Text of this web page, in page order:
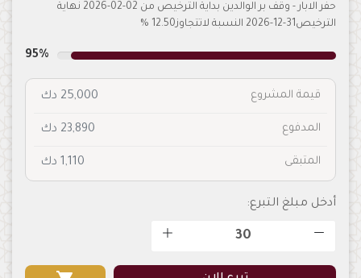
حفر الابار - وقف بر الوالدين بداية الترخيص من 02-02-2026 نهاية
الترخيص31-12-2026 النسبة لاتتجاوز12.50 %
95%
قيمة المشروع 25,000 دك
المدفوع 23,890 دك
المتبقى 1,110 دك
أدخل مبلغ التبرع: